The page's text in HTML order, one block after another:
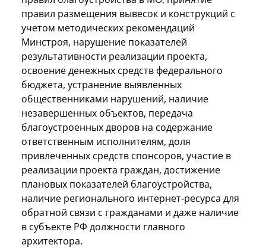
правил размещения вывесок и конструкций с
учетом методических рекомендаций
Минстроя, нарушение показателей
результативности реализации проекта,
освоение денежных средств федерального
бюджета, устранение выявленных
общественниками нарушений, наличие
незавершенных объектов, передача
благоустроенных дворов на содержание
ответственным исполнителям, доля
привлеченных средств спонсоров, участие в
реализации проекта граждан, достижение
плановых показателей благоустройства,
наличие регионального интернет-ресурса для
обратной связи с гражданами и даже наличие
в субъекте РФ должности главного
архитектора.